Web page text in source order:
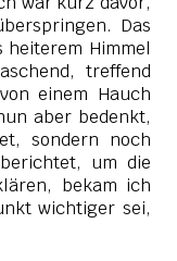
Das
Himmel
treffend
einem Hauch
aber bedenkt,
sondern noch
um die
bekam ich
wichtiger sei,